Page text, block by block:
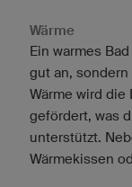
Wärme
Ein warmes
gut an,
Wärme wird
gefördert, was
unterstützt.
Wärmekissen